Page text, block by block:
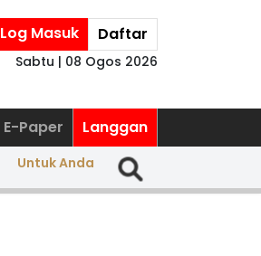
Log Masuk Daftar
Sabtu | 08 Ogos 2026
E-Paper Langgan
Untuk Anda